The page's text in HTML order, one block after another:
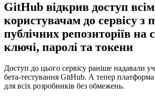
GitHub відкрив доступ всім
користувачам до сервісу з
публічних репозиторіїв на
ключі, паролі та токени
Доступ до цього сервісу раніше надавали
бета-тестування GitHub. А тепер платформа
для всіх розробників без обмежень.